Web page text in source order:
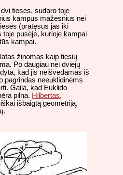
tieses, sudaro toje
kampus mažesnius nei
(pratęsus jas iki
toje pusėje, kurioje kampai
kampai.
žinomas kaip tiesių
Po daugiau nei dviejų
kad jis neišvedamas iš
pagrindas neeuklidinėms
Gaila, kad Euklido
pilna. Hilbertas,
išbaigtą geometriją,